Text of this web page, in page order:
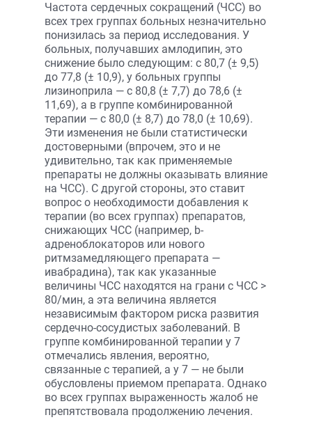
Частота сердечных сокращений (ЧСС) во
всех трех группах больных незначительно
понизилась за период исследования. У
больных, получавших амлодипин, это
снижение было следующим: с 80,7 (± 9,5)
до 77,8 (± 10,9), у больных группы
лизиноприла — с 80,8 (± 7,7) до 78,6 (±
11,69), а в группе комбинированной
терапии — с 80,0 (± 8,7) до 78,0 (± 10,69).
Эти изменения не были статистически
достоверными (впрочем, это и не
удивительно, так как применяемые
препараты не должны оказывать влияние
на ЧСС). С другой стороны, это ставит
вопрос о необходимости добавления к
терапии (во всех группах) препаратов,
снижающих ЧСС (например, b-
адреноблокаторов или нового
ритмзамедляющего препарата —
ивабрадина), так как указанные
величины ЧСС находятся на грани с ЧСС >
80/мин, а эта величина является
независимым фактором риска развития
сердечно-сосудистых заболеваний. В
группе комбинированной терапии у 7
отмечались явления, вероятно,
связанные с терапией, а у 7 — не были
обусловлены приемом препарата. Однако
во всех группах выраженность жалоб не
препятствовала продолжению лечения.